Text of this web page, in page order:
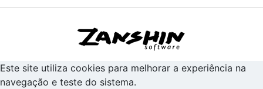
Este site utiliza cookies para melhorar a experiência na
navegação e teste do sistema.